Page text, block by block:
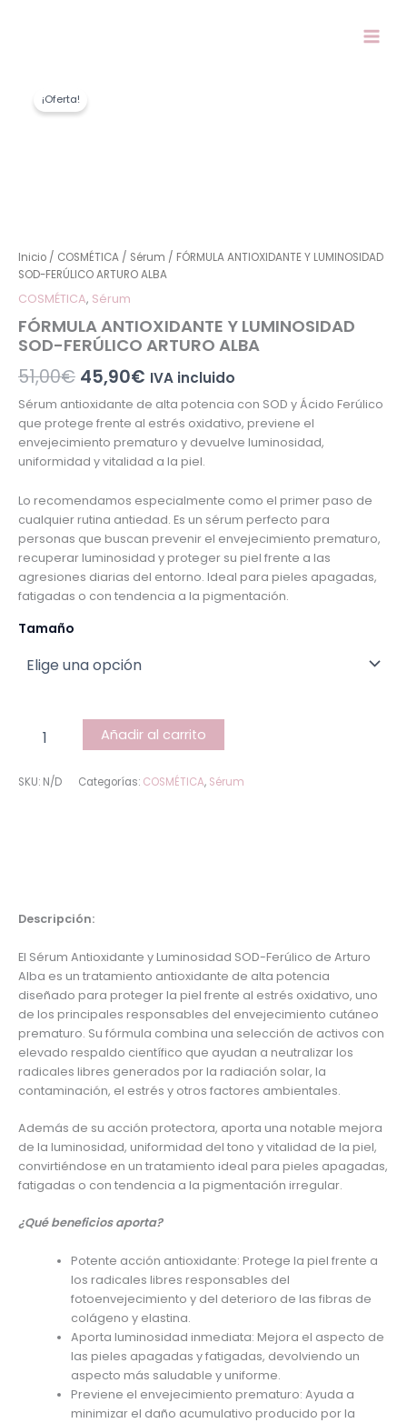
¡Oferta!
Inicio / COSMÉTICA / Sérum / FÓRMULA ANTIOXIDANTE Y LUMINOSIDAD
SOD-FERÚLICO ARTURO ALBA
COSMÉTICA, Sérum
FÓRMULA ANTIOXIDANTE Y LUMINOSIDAD
SOD-FERÚLICO ARTURO ALBA
51,00€
precio
45,90€ IVA incluido
Sérum antioxidante de alta potencia con SOD y Ácido Ferúlico
que protege frente al estrés oxidativo, previene el
envejecimiento prematuro y devuelve luminosidad,
uniformidad y vitalidad a la piel.
Lo recomendamos especialmente como el primer paso de
cualquier rutina antiedad. Es un sérum perfecto para
personas que buscan prevenir el envejecimiento prematuro,
recuperar luminosidad y proteger su piel frente a las
agresiones diarias del entorno. Ideal para pieles apagadas,
fatigadas o con tendencia a la pigmentación.
Tamaño
ANTIOXIDANTE
Añadir al carrito
SKU: N/D Categorías: COSMÉTICA, Sérum
Descripción:
El Sérum Antioxidante y Luminosidad SOD-Ferúlico de Arturo
Alba es un tratamiento antioxidante de alta potencia
diseñado para proteger la piel frente al estrés oxidativo, uno
de los principales responsables del envejecimiento cutáneo
prematuro. Su fórmula combina una selección de activos con
elevado respaldo científico que ayudan a neutralizar los
radicales libres generados por la radiación solar, la
contaminación, el estrés y otros factores ambientales.
Además de su acción protectora, aporta una notable mejora
de la luminosidad, uniformidad del tono y vitalidad de la piel,
convirtiéndose en un tratamiento ideal para pieles apagadas,
fatigadas o con tendencia a la pigmentación irregular.
¿Qué beneficios aporta?
Potente acción antioxidante: Protege la piel frente a
los radicales libres responsables del
fotoenvejecimiento y del deterioro de las fibras de
colágeno y elastina.
Aporta luminosidad inmediata: Mejora el aspecto de
las pieles apagadas y fatigadas, devolviendo un
aspecto más saludable y uniforme.
Previene el envejecimiento prematuro: Ayuda a
minimizar el daño acumulativo producido por la